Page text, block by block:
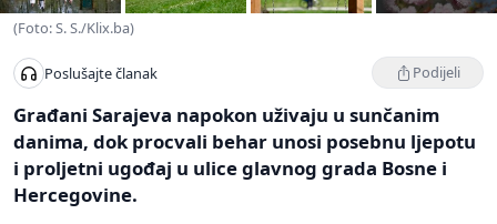
(Foto: S. S./Klix.ba)
Poslušajte članak Podijeli
Građani Sarajeva napokon uživaju u sunčanim
danima, dok procvali behar unosi posebnu ljepotu
i proljetni ugođaj u ulice glavnog grada Bosne i
Hercegovine.